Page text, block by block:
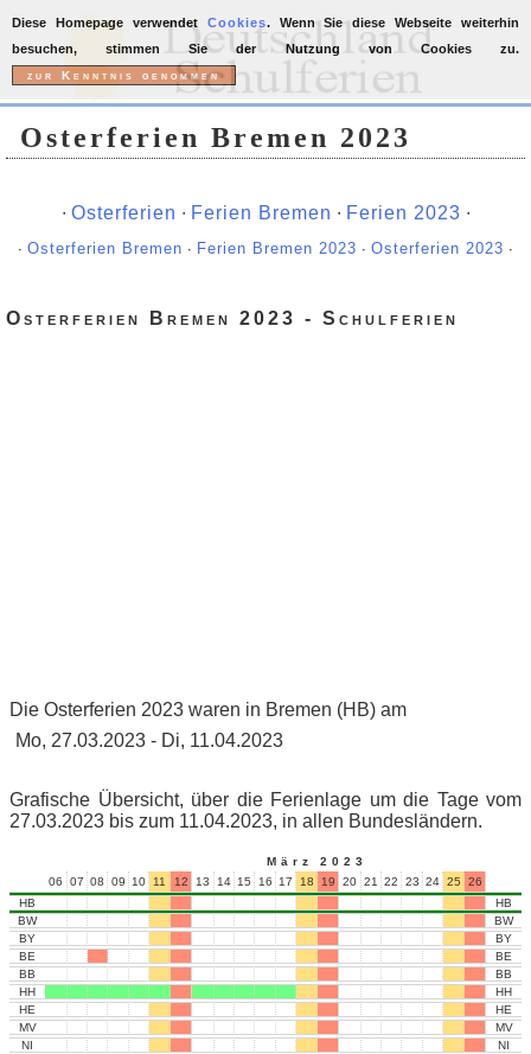
Osterferien Bremen 2023
∙ Osterferien ∙ Ferien Bremen ∙ Ferien 2023 ∙
∙ Osterferien Bremen ∙ Ferien Bremen 2023 ∙ Osterferien 2023 ∙
Osterferien Bremen 2023 - Schulferien
Die Osterferien 2023 waren in Bremen (HB) am
Mo, 27.03.2023 - Di, 11.04.2023
Grafische Übersicht, über die Ferienlage um die Tage vom
27.03.2023 bis zum 11.04.2023, in allen Bundesländern.
März 2023
06
07 08 09 10 11 12 13 14 15 16 17 18 19 20 21 22 23 24 25 26
HB
BW
BY
BE
BB
HH
HE
MV
NI
HB
BW
BY
BE
BB
HH
HE
MV
NI
Diese Homepage verwendet Cookies. Wenn Sie diese Webseite weiterhin
besuchen, stimmen Sie der Nutzung von Cookies zu.